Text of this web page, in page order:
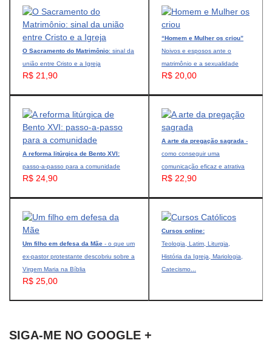
O Sacramento do Matrimônio: sinal da
união entre Cristo e a Igreja
R$ 21,90
“Homem e Mulher os criou”
Noivos e esposos ante o
matrimônio e a sexualidade
R$ 20,00
A reforma litúrgica de Bento XVI:
passo-a-passo para a comunidade
R$ 24,90
A arte da pregação sagrada -
como conseguir uma
comunicação eficaz e atrativa
R$ 22,90
Um filho em defesa da Mãe - o que um
ex-pastor protestante descobriu sobre a
Virgem Maria na Bíblia
R$ 25,00
Cursos online:
Teologia, Latim, Liturgia,
História da Igreja, Mariologia,
Catecismo...
SIGA-ME NO GOOGLE +